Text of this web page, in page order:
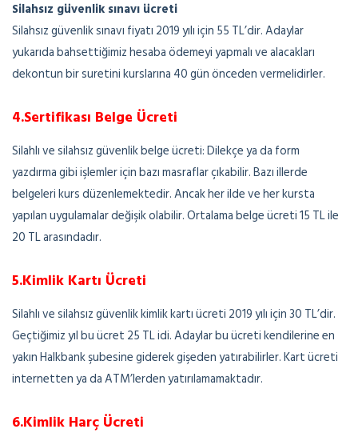
Silahsız güvenlik sınavı ücreti
Silahsız güvenlik sınavı fiyatı 2019 yılı için 55 TL’dir. Adaylar
yukarıda bahsettiğimiz hesaba ödemeyi yapmalı ve alacakları
dekontun bir suretini kurslarına 40 gün önceden vermelidirler.
4.Sertifikası Belge Ücreti
Silahlı ve silahsız güvenlik belge ücreti: Dilekçe ya da form
yazdırma gibi işlemler için bazı masraflar çıkabilir. Bazı illerde
belgeleri kurs düzenlemektedir. Ancak her ilde ve her kursta
yapılan uygulamalar değişik olabilir. Ortalama belge ücreti 15 TL ile
20 TL arasındadır.
5.Kimlik Kartı Ücreti
Silahlı ve silahsız güvenlik kimlik kartı ücreti 2019 yılı için 30 TL’dir.
Geçtiğimiz yıl bu ücret 25 TL idi. Adaylar bu ücreti kendilerine en
yakın Halkbank şubesine giderek gişeden yatırabilirler. Kart ücreti
internetten ya da ATM’lerden yatırılamamaktadır.
6.Kimlik Harç Ücreti